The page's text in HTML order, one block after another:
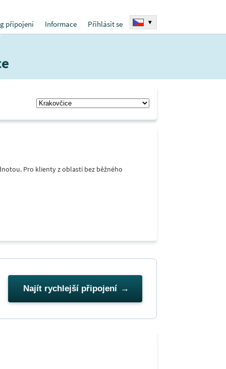
připojení Informace Přihlásit se ▾
Pro klienty z oblastí bez běžného
Najít rychlejší připojení